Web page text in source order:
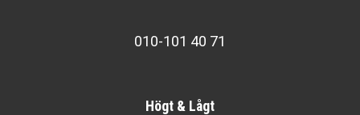
010-101 40 71
Högt & Lågt